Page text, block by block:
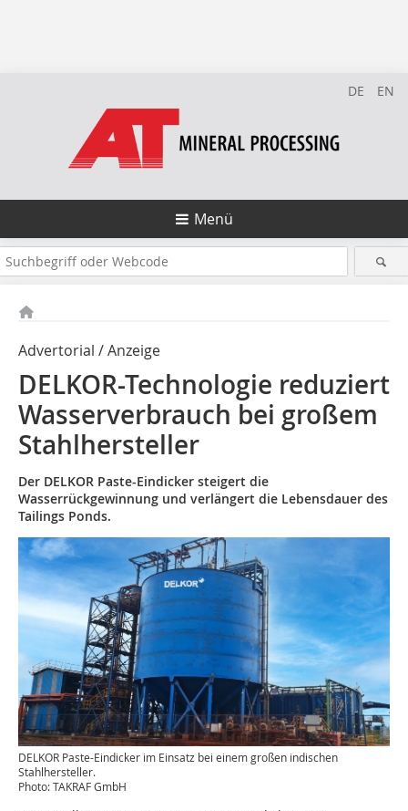
DE EN
Menü
Advertorial / Anzeige
DELKOR-Technologie reduziert
Wasserverbrauch bei großem
Stahlhersteller
Der DELKOR Paste-Eindicker steigert die
Wasserrückgewinnung und verlängert die Lebensdauer des
Tailings Ponds.
DELKOR Paste-Eindicker im Einsatz bei einem großen indischen
Stahlhersteller.
Photo: TAKRAF GmbH